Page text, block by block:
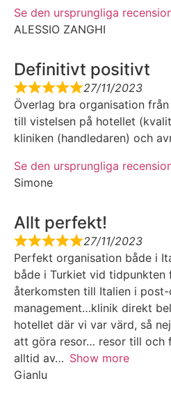
Se den ursprungliga
ALESSIO ZANGHI
Definitivt positivt
27/11/2023
Överlag bra organisation
till vistelsen på hotellet
kliniken (handledaren) och
Se den ursprungliga
Simone
Allt perfekt!
27/11/2023
Perfekt organisation både i
både i Turkiet vid
återkomsten till Italien i
management…klinik direkt
hotellet där vi var värd, så
att göra resor… resor till och
alltid av
Show more
Gianlu